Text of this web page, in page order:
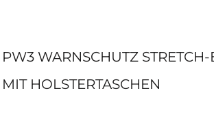
PW3 WARNSCHUTZ
MIT HOLSTERTASCHEN